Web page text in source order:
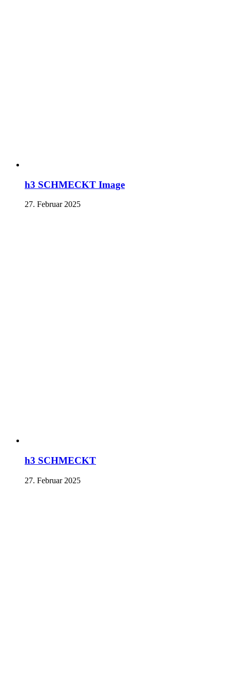
h3 SCHMECKT Image
27. Februar 2025
h3 SCHMECKT
27. Februar 2025